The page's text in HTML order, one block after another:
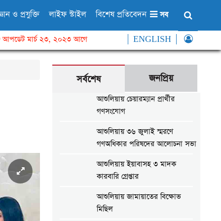
ও প্রযুক্তি লাইফ স্টাইল বিশেষ প্রতিবেদন সব
আপডেট মার্চ ২৩, ২০২৩ আগে ENGLISH
সর্বশেষ জনপ্রিয়
আশুলিয়ায় চেয়ারম্যান প্রার্থীর
গণসংযোগ
আশুলিয়ায় ৩৬ জুলাই স্মরণে
গণঅধিকার পরিষদের আলোচনা সভা
আশুলিয়ায় ইয়াবাসহ ৩ মাদক
কারবারি গ্রেপ্তার
আশুলিয়ায় জামায়াতের বিক্ষোভ
মিছিল